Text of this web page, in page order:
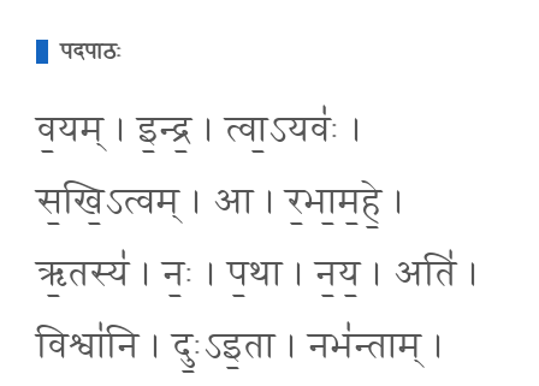
पदपाठः
व॒यम् । इ॒न्द्र॒ । त्वा॒ऽयवः॑ ।
स॒खि॒ऽत्वम् । आ । र॒भा॒म॒हे॒ ।
ऋ॒तस्य॑ । नः॒ । प॒था । न॒य॒ । अति॑ ।
विश्वा॑नि । दुः॒ऽइ॒ता । नभ॑न्ताम् ।